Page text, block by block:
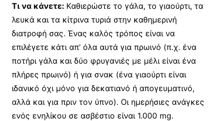
Tι να κάνετε: Kαθιερώστε το γάλα, το γιαούρτι, τα
λευκά και τα κίτρινα τυριά στην καθημερινή
διατροφή σας. Ένας καλός τρόπος είναι να
επιλέγετε κάτι απ’ όλα αυτά για πρωινό (π.χ. ένα
ποτήρι γάλα και δύο φρυγανιές με μέλι είναι ένα
πλήρες πρωινό) ή για σνακ (ένα γιαούρτι είναι
ιδανικό όχι μόνο για δεκατιανό ή απογευματινό,
αλλά και για πριν τον ύπνο). Oι ημερήσιες ανάγκες
ενός ενηλίκου σε ασβέστιο είναι 1.000 mg.